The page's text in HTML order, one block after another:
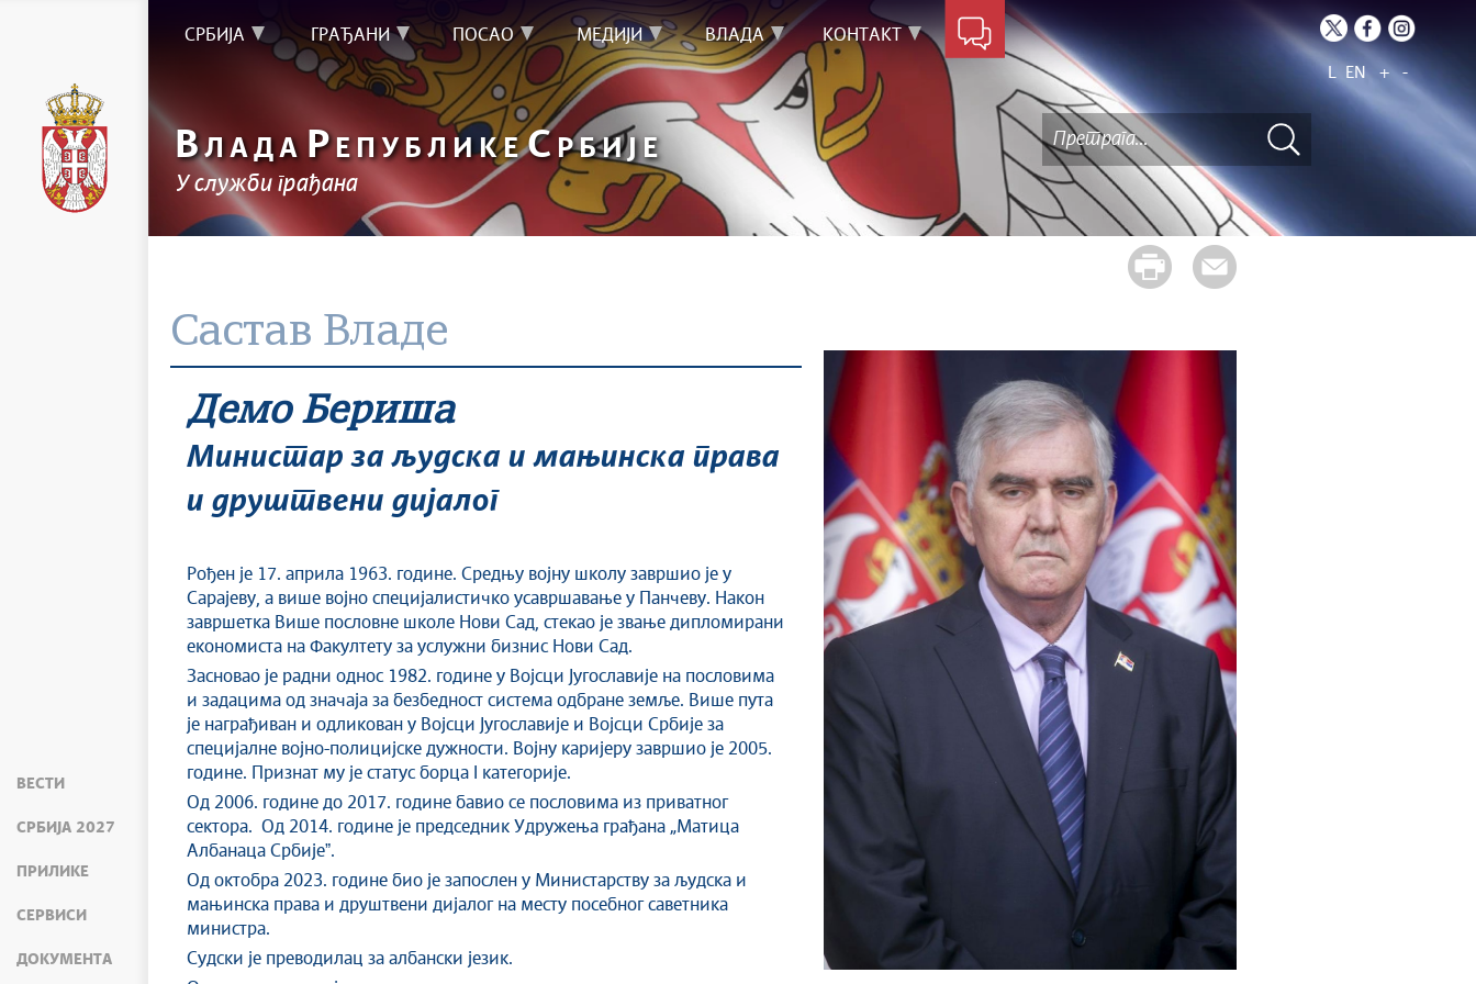
ВЕСТИ
СРБИЈА 2027
ПРИЛИКЕ
СЕРВИСИ
ДОКУМЕНТА
СРБИЈА ГРАЂАНИ ПОСАО МЕДИЈИ ВЛАДА КОНТАКТ
L EN + -
ВЛАДА Р ЕПУБЛИКЕС РБИЈЕ
У служби грађана
Састав Владе
Демо Бериша
Министар за људска и мањинска права
и друштвени дијалог
Рођен је 17. априла 1963. године. Средњу војну школу завршио је у
Сарајеву, а више војно специјалистичко усавршавање у Панчеву. Након
завршетка Више пословне школе Нови Сад, стекао је звање дипломирани
економиста на Факултету за услужни бизнис Нови Сад.
Засновао је радни однос 1982. године у Војсци Југославије на пословима
и задацима од значаја за безбедност система одбране земље. Више пута
је награђиван и одликован у Војсци Југославије и Војсци Србије за
специјалне војно-полицијске дужности. Војну каријеру завршио је 2005.
године. Признат му је статус борца I категорије.
Од 2006. године до 2017. године бавио се пословима из приватног
сектора. Од 2014. године је председник Удружења грађана „Матица
Албанаца Србијеˮ.
Од октобра 2023. године био је запослен у Министарству за људска и
мањинска права и друштвени дијалог на месту посебног саветника
министра.
Судски је преводилац за албански језик.